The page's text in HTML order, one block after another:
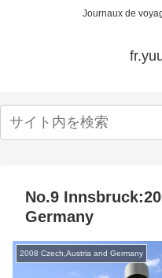
Journaux de
No.9
Germany
2008 Czech,Austria and Germany